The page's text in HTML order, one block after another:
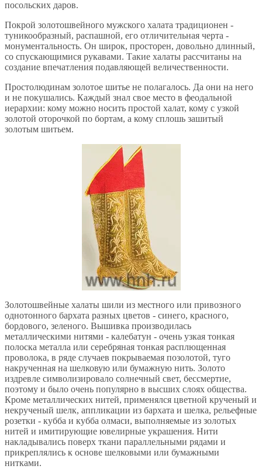
посольских даров.
Покрой золотошвейного мужского халата традиционен -
туникообразный, распашной, его отличительная черта -
монументальность. Он широк, просторен, довольно длинный,
со спускающимися рукавами. Такие халаты рассчитаны на
создание впечатления подавляющей величественности.
Простолюдинам золотое шитье не полагалось. Да они на него
и не покушались. Каждый знал свое место в феодальной
иерархии: кому можно носить простой халат, кому с узкой
золотой оторочкой по бортам, а кому сплошь зашитый
золотым шитьем.
Золотошвейные халаты шили из местного или привозного
однотонного бархата разных цветов - синего, красного,
бордового, зеленого. Вышивка производилась
металлическими нитями - калебатун - очень узкая тонкая
полоска металла или серебряная тонкая расплющенная
проволока, в ряде случаев покрываемая позолотой, туго
накрученная на шелковую или бумажную нить. Золото
издревле символизировало солнечный свет, бессмертие,
поэтому и было очень популярно в высших слоях общества.
Кроме металлических нитей, применялся цветной крученый и
некрученый шелк, аппликации из бархата и шелка, рельефные
розетки - кубба и кубба олмаси, выполняемые из золотых
нитей и имитирующие ювелирные украшения. Нити
накладывались поверх ткани параллельными рядами и
прикреплялись к основе шелковыми или бумажными
нитками.